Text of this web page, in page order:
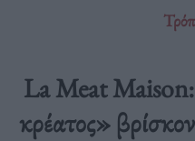
La Meat
κρέατος»